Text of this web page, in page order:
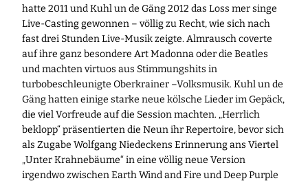
hatte 2011 und Kuhl un de Gäng 2012 das Loss mer singe
Live-Casting gewonnen – völlig zu Recht, wie sich nach
fast drei Stunden Live-Musik zeigte. Almrausch coverte
auf ihre ganz besondere Art Madonna oder die Beatles
und machten virtuos aus Stimmungshits in
turbobeschleunigte Oberkrainer –Volksmusik. Kuhl un de
Gäng hatten einige starke neue kölsche Lieder im Gepäck,
die viel Vorfreude auf die Session machten. „Herrlich
beklopp“ präsentierten die Neun ihr Repertoire, bevor sich
als Zugabe Wolfgang Niedeckens Erinnerung ans Viertel
„Unter Krahnebäume“ in eine völlig neue Version
irgendwo zwischen Earth Wind and Fire und Deep Purple